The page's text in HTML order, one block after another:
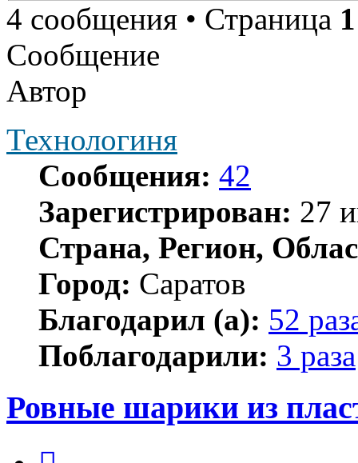
4 сообщения • Страница 1
Сообщение
Автор
Технологиня
Сообщения: 42
Зарегистрирован: 27
Страна, Регион,
Город: Саратов
Благодарил (а): 52
Поблагодарили: 3 раза
Ровные шарики из